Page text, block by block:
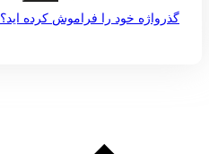
گذرواژه خود را فراموش کرده اید؟